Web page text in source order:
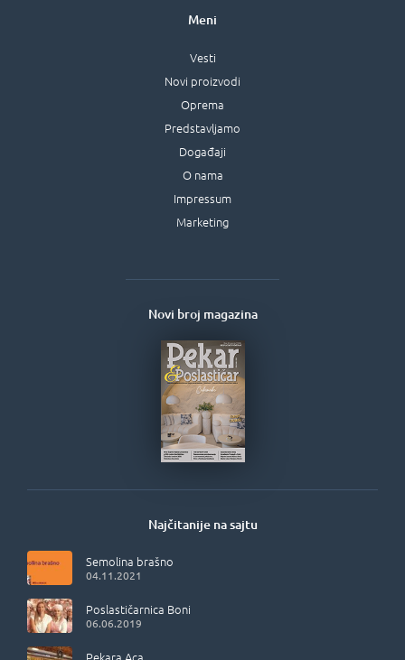
Meni
Vesti
Novi proizvodi
Oprema
Predstavljamo
Događaji
O nama
Impressum
Marketing
Najčitanije na sajtu
Semolina brašno
04.11.2021
Poslastičarnica Boni
06.06.2019
Pekara Aca
Novi broj magazina